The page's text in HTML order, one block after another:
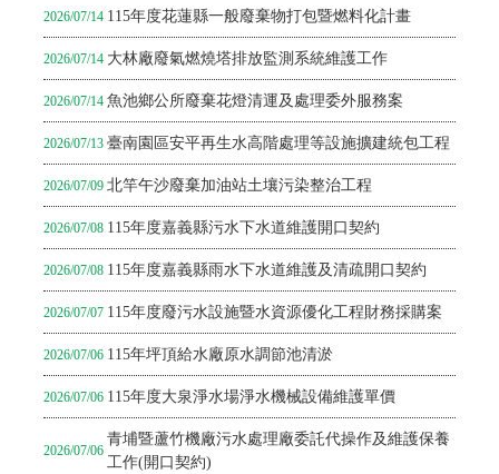
2026/07/14 115年度花蓮縣一般廢棄物打包暨燃料化計畫
2026/07/14 大林廠廢氣燃燒塔排放監測系統維護工作
2026/07/14 ⿂池鄉公所廢棄花燈清運及處理委外服務案
2026/07/13 臺南園區安平再生水高階處理等設施擴建統包工程
2026/07/09 北竿午沙廢棄加油站土壤污染整治工程
2026/07/08 115年度嘉義縣污水下水道維護開口契約
2026/07/08 115年度嘉義縣雨水下水道維護及清疏開口契約
2026/07/07 115年度廢污水設施暨水資源優化工程財務採購案
2026/07/06 115年坪頂給水廠原水調節池清淤
2026/07/06 115年度大泉淨水場淨水機械設備維護單價
2026/07/06
青埔暨蘆竹機廠污水處理廠委託代操作及維護保養
工作(開口契約)